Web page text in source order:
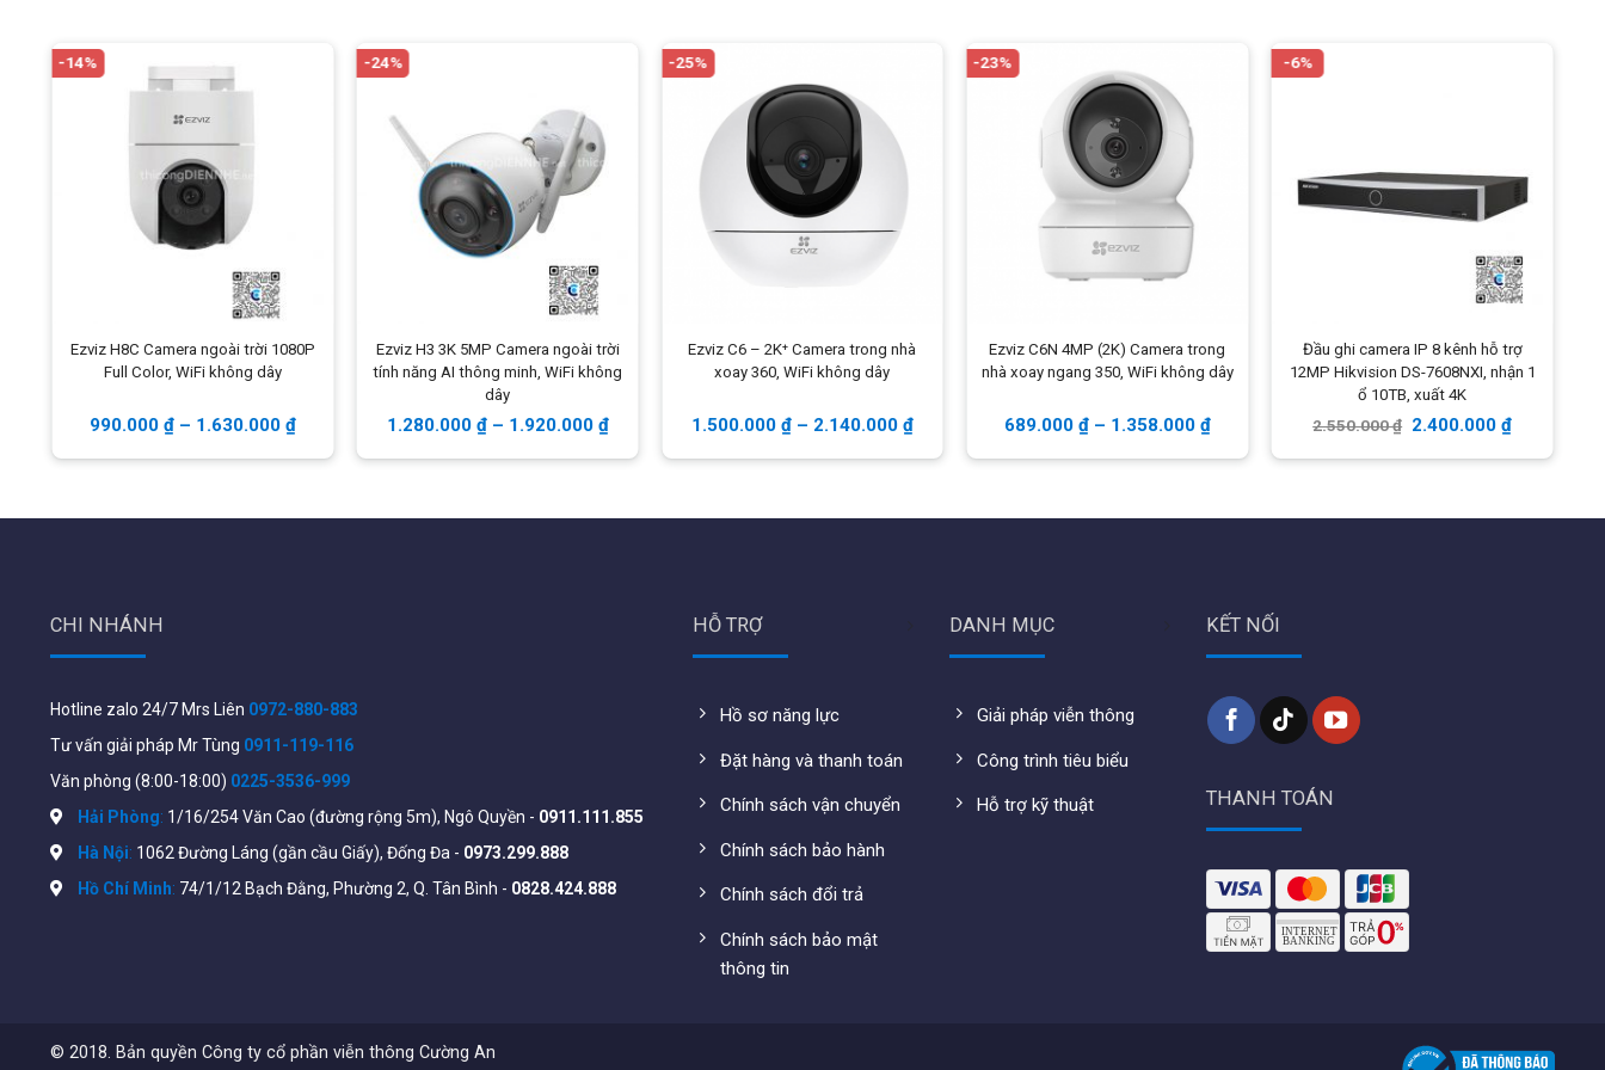
Tính năng chính Hikvision DS-2CD1P23G0-I
Camera an ninh IP HD Hồng ngoại 2MP
Cảm biến hình ảnh 1/2.8″ progressive scan CMOS
Ống kính
Không dây
Lưu trữ
App Hik-Connect
kich_thuoc
Đóng gói
Camera, phụ kiện, dán đánh
-14%
Ezviz H8C Camera ngoài trời 1080P
Full Color, WiFi không dây
990.000 ₫– 1.630.000 ₫
-24%
Ezviz H3 3K 5MP Camera ngoài trời
tính năng AI thông minh, WiFi không
dây
1.280.000 ₫– 1.920.000 ₫
-25%
Ezviz C6 – 2K⁺ Camera trong nhà
xoay 360, WiFi không dây
1.500.000 ₫– 2.140.000 ₫
-23%
Ezviz C6N 4MP (2K) Camera trong
nhà xoay ngang 350, WiFi không dây
689.000 ₫– 1.358.000 ₫
-6%
Đầu ghi camera IP 8 kênh hỗ trợ
12MP Hikvision DS-7608NXI, nhận 1
ổ 10TB, xuất 4K
2.550.000₫ 2.400.000₫
CHI NHÁNH
Hotline zalo 24/7 Mrs Liên 0972-880-883
Tư vấn giải pháp Mr Tùng 0911-119-116
Văn phòng (8:00-18:00) 0225-3536-999
Hải Phòng: 1/16/254 Văn Cao (đường rộng 5m), Ngô Quyền - 0911.111.855
Hà Nội: 1062 Đường Láng (gần cầu Giấy), Đống Đa - 0973.299.888
Hồ Chí Minh: 74/1/12 Bạch Đằng, Phường 2, Q. Tân Bình - 0828.424.888
HỖ TRỢ
Hồ sơ năng lực
Đặt hàng và thanh toán
Chính sách vận chuyển
Chính sách bảo hành
Chính sách đổi trả
Chính sách bảo mật
thông tin
DANH MỤC
Giải pháp viễn thông
Công trình tiêu biểu
Hỗ trợ kỹ thuật
KẾT NỐI
THANH TOÁN
© 2018. Bản quyền Công ty cổ phần viễn thông Cường An